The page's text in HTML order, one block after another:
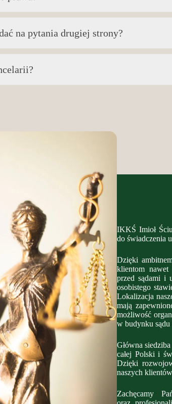
na pytania drugiej strony?
IKKŚ Imioł
do świadczenia
Dzięki
klientom nawet
przed sądami i
osobistego
Lokalizacja
mają
możliwość
w budynku sądu
Główna
całej Polski i
Dzięki
naszych
Zachęcamy